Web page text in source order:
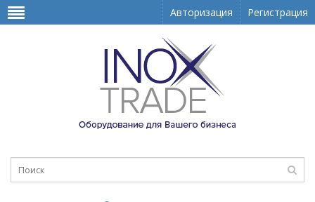
Авторизация Регистрация